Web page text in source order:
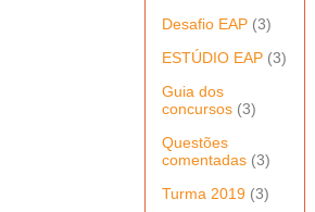
Desafio EAP (3)
ESTÚDIO EAP (3)
Guia dos
concursos (3)
Questões
comentadas (3)
Turma 2019 (3)